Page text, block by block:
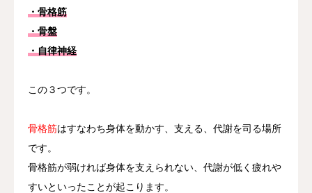
・骨格筋
・骨盤
・自律神経
この３つです。
骨格筋はすなわち身体を動かす、支える、代謝を司る場所
です。
骨格筋が弱ければ身体を支えられない、代謝が低く疲れや
すいといったことが起こります。